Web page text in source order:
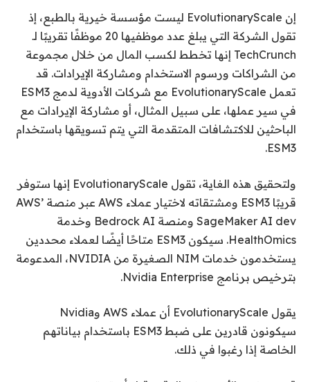
إن EvolutionaryScale ليست مؤسسة خيرية بالطبع، إذ
تقول الشركة التي يبلغ عدد موظفيها 20 موظفًا تقريبًا لـ
TechCrunch إنها تخطط لكسب المال من خلال مجموعة
من الشراكات ورسوم الاستخدام ومشاركة الإيرادات. قد
تعمل EvolutionaryScale مع شركات الأدوية لدمج ESM3
في سير عملها، على سبيل المثال، أو مشاركة الإيرادات مع
الباحثين للاكتشافات المتقدمة التي يتم تسويقها باستخدام
ESM3.
ولتحقيق هذه الغاية، تقول EvolutionaryScale إنها ستوفر
قريبًا ESM3 ومشتقاته لاختيار عملاء AWS عبر منصة AWS’
SageMaker AI dev ومنصة Bedrock AI وخدمة
HealthOmics. سيكون ESM3 متاحًا أيضًا لعملاء محددين
يستخدمون خدمات NIM الصغيرة من NVIDIA، المدعومة
بترخيص برنامج Nvidia Enterprise.
يقول EvolutionaryScale أن عملاء AWS وNvidia
سيكونون قادرين على ضبط ESM3 باستخدام بياناتهم
الخاصة إذا رغبوا في ذلك.